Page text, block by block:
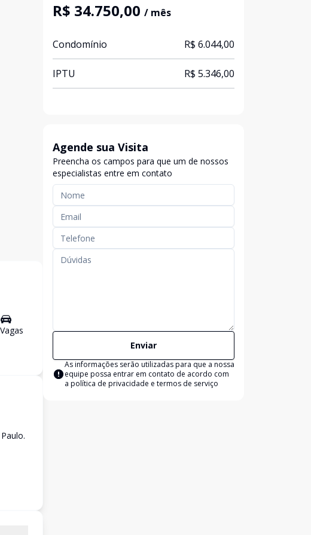
Vagas
R$ 34.750,00 / mês
Condomínio R$ 6.044,00
IPTU R$ 5.346,00
Agende sua Visita
Preencha os campos para que um de nossos
especialistas entre em contato
Enviar
As informações serão utilizadas para que a nossa
equipe possa entrar em contato de acordo com
a política de privacidade e termos de serviço